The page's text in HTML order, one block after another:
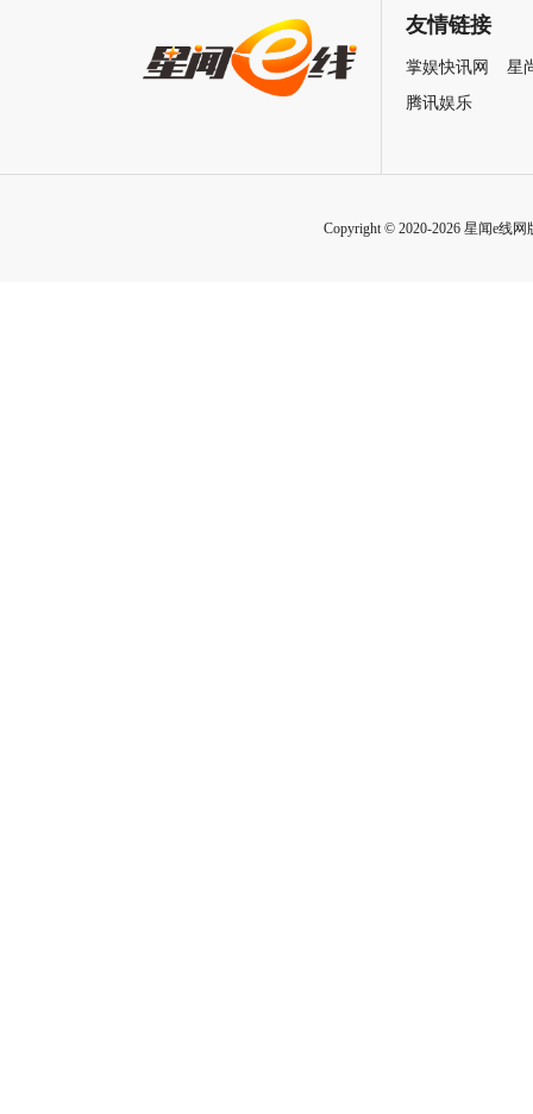
友情链接
掌娱快讯网
星
腾讯娱乐
Copyright © 2020-2026 星闻e线